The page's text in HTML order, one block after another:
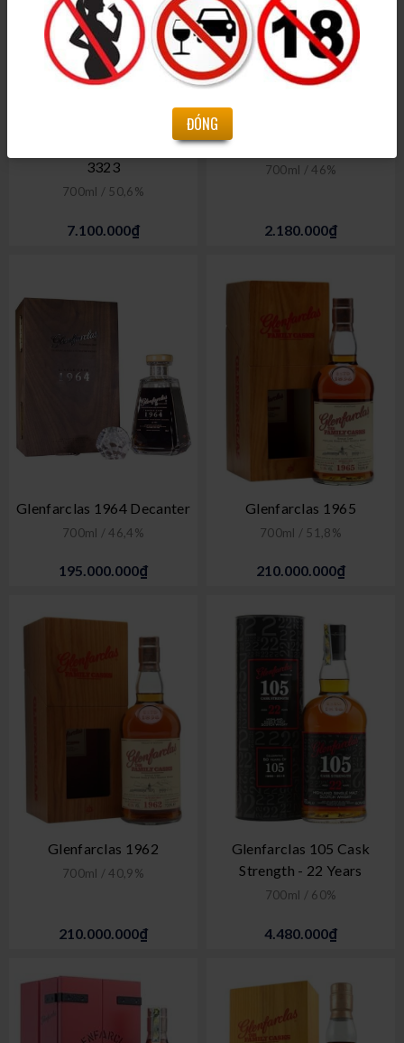
Glenfarclas 2002 - Cask
3323
700ml / 50,6%
7.100.000₫
Glenfarclas 15 years old
700ml / 46%
2.180.000₫
Glenfarclas 1964 Decanter
700ml / 46,4%
195.000.000₫
Glenfarclas 1965
700ml / 51,8%
210.000.000₫
Glenfarclas 1962
700ml / 40,9%
210.000.000₫
Glenfarclas 105 Cask
Strength - 22 Years
700ml / 60%
4.480.000₫
ĐÓNG